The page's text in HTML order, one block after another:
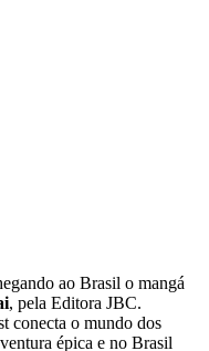
ao Brasil o mangá
, pela Editora JBC.
conecta o mundo dos
épica e no Brasil